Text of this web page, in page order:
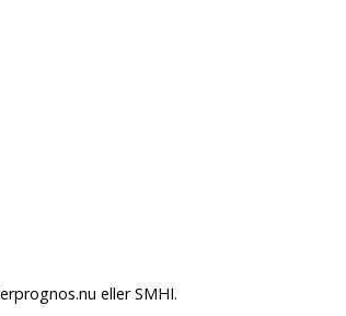
eller SMHI.